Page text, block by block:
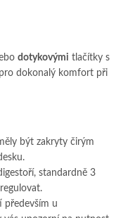
dotykovými tlačítky s
pro dokonalý komfort při
být zakryty čirým
standardně 3
především u